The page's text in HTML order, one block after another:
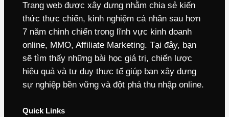
Trang web được xây dựng nhằm chia sẻ kiến
thức thực chiến, kinh nghiệm cá nhân sau hơn
7 năm chinh chiến trong lĩnh vực kinh doanh
online, MMO, Affiliate Marketing. Tại đây, bạn
sẽ tìm thấy những bài học giá trị, chiến lược
hiệu quả và tư duy thực tế giúp bạn xây dựng
sự nghiệp bền vững và đột phá thu nhập online.
Quick Links